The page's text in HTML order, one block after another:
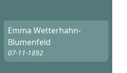
Emma Wetterhahn-
Blumenfeld
07-11-1892